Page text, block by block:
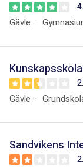
Gävle
Gävle
Sandvikens